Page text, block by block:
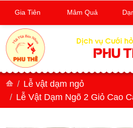
Dịch vụ Cưới
PHU
Lễ vật dạm ngỏ
Lễ Vật Dạm Ngõ 2 Giỏ Cao
Gia Tiên Mâm Quả